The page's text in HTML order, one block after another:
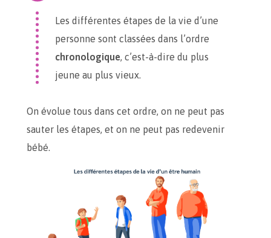
Les différentes étapes de la vie d’une
personne sont classées dans l’ordre
chronologique, c’est-à-dire du plus
jeune au plus vieux.
On évolue tous dans cet ordre, on ne peut pas
sauter les étapes, et on ne peut pas redevenir
bébé.